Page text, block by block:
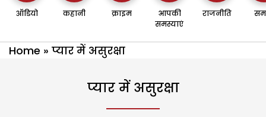
ऑडियो कहानी क्राइम
आपकी
समस्याएं
राजनीति
Home » प्यार में असुरक्षा
प्यार में असुरक्षा